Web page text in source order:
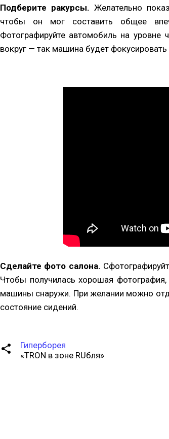
Подберите ракурсы. Желательно
чтобы он мог составить общее
Фотографируйте автомобиль на уровне
вокруг — так машина будет фокусировать
Сделайте фото салона.
Чтобы получилась хорошая
машины снаружи. При желании можно
состояние сидений.
Гиперборея
«TRON в зоне RUбля»